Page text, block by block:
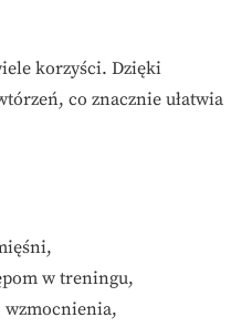
korzyści. Dzięki
co znacznie ułatwia
w treningu,
wzmocnienia,